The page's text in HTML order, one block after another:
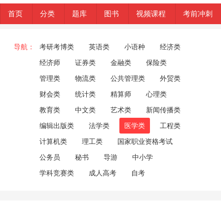
首页 分类 题库 图书 视频课程 考前冲刺
导航： 考研考博类 英语类 小语种
经济类
经济师
证券类 金融类
保险类
管理类
物流类 公共管理类
外贸类
财会类
统计类 精算师
心理类
教育类
中文类 艺术类
新闻传播类
编辑出版类
法学类 医学类
工程类
计算机类
理工类
国家职业资格考试
公务员
秘书 导游
中小学
学科竞赛类
成人高考 自考